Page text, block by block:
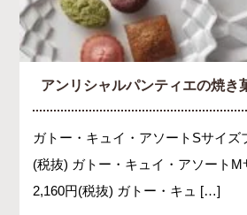
アンリシャルパンティエの焼き
ガトー・キュイ・アソートSサイ
(税抜) ガトー・キュイ・アソート
2,160円(税抜) ガトー・キュ […]